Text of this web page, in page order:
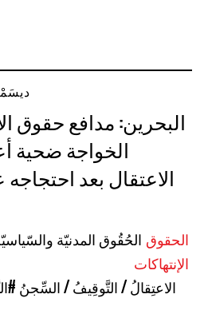
18
البحرين: مدافع حقوق
الخواجة ضحية
الاعتقال بعد
#الحُقُوق المدنيّة
#الاعتِقالُ / التَّوقِيفُ / السِّجنُ